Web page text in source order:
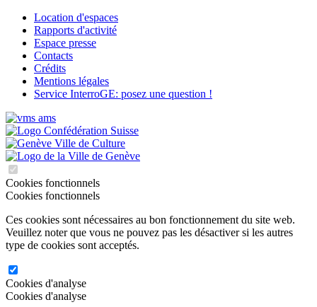
Location d'espaces
Rapports d'activité
Espace presse
Contacts
Crédits
Mentions légales
Service InterroGE: posez une question !
Cookies fonctionnels
Cookies fonctionnels
Ces cookies sont nécessaires au bon fonctionnement du site web.
Veuillez noter que vous ne pouvez pas les désactiver si les autres
type de cookies sont acceptés.
Cookies d'analyse
Cookies d'analyse